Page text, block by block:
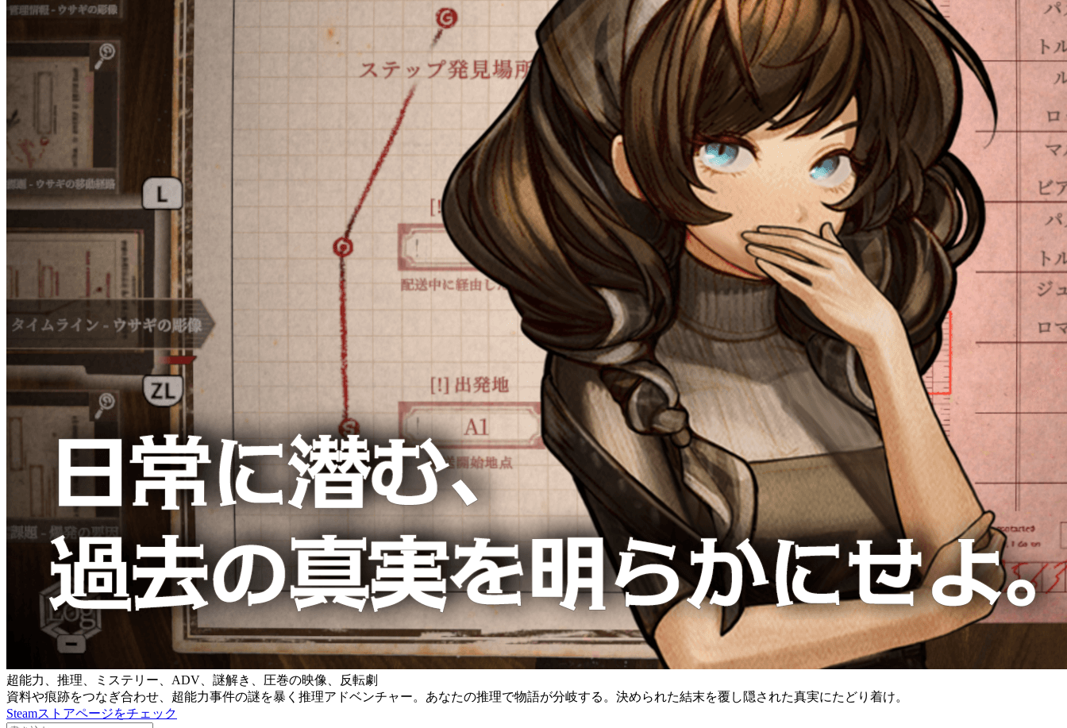
超能力、推理、ミステリー、ADV、謎解き、圧巻の映像、反転劇
資料や痕跡をつなぎ合わせ、超能力事件の謎を暴く推理アドベンチャー。あなたの推理で物語が分岐する。決められた結末を覆し隠された真実にたどり着け。
Steamストアページをチェック